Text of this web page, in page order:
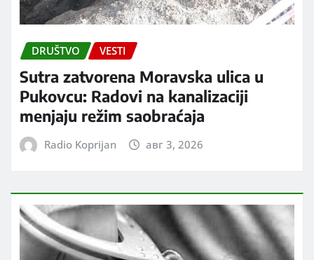
DRUŠTVO VESTI
Sutra zatvorena Moravska ulica u
Pukovcu: Radovi na kanalizaciji
menjaju režim saobraćaja
Radio Koprijan авг 3, 2026